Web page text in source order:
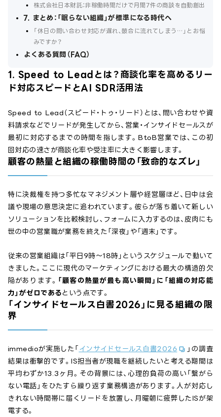
株式会社日本財託：非稼働時間だけで月間7件の商談を自動創出
7. まとめ：「眠らない組織」が標準になる時代へ
「休日の問い合わせ対応が遅れ、競合に流れてしまう…」とお悩
みですか？
よくある質問（FAQ）
1. Speed to Leadとは？商談化率を高めるリー
ド対応スピードとAI SDR活用法
Speed to Lead（スピード・トゥ・リード）とは、問い合わせや資
料請求などでリードが発生してから、営業・インサイドセールスが
最初に対応するまでの時間を指します。BtoB営業では、この初
回対応の速さが商談化率や受注率に大きく影響します。
顧客の熱量と組織の稼働時間の「致命的なズレ」
特に決裁権を持つ多忙なマネジメント層や経営層ほど、日中は会
議や現場の意思決定に追われています。彼らが落ち着いて新しい
ソリューションを比較検討し、フォームに入力するのは、皮肉にも
世の中の営業職が業務を終えた「深夜」や「週末」です。
従来の営業組織は「平日9時〜18時」というスケジュールで動いて
きました。ここに現代のマーケティングにおける最大の構造的欠
陥があります。 「顧客の熱量が最も高い瞬間」に「組織の対応能
力」がゼロである という点です。
「インサイドセールス白書2026」に見る組織の限
界
immedioが実施した「 インサイドセールス白書2026
」の調査
結果は衝撃的です。IS担当者が現職を継続したいと考える期間は
平均わずか13.3ヶ月。その背景には、心理的負荷の高い「繋がら
ない電話」をひたすら繰り返す業務構造があります。人が対応し
きれない時間帯に届くリードを放置し、月曜朝に疲弊したISが架
電する。